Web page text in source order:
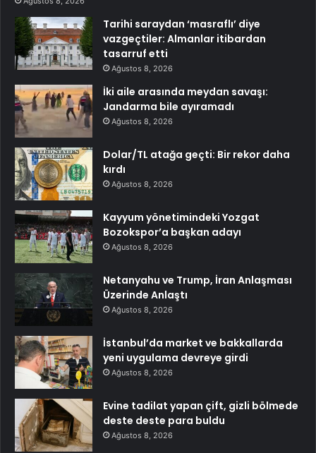
Tarihi saraydan ‘masraflı’ diye
vazgeçtiler: Almanlar itibardan
tasarruf etti
Ağustos 8, 2026
İki aile arasında meydan savaşı:
Jandarma bile ayıramadı
Ağustos 8, 2026
Dolar/TL atağa geçti: Bir rekor daha
kırdı
Ağustos 8, 2026
Kayyum yönetimindeki Yozgat
Bozokspor’a başkan adayı
Ağustos 8, 2026
Netanyahu ve Trump, İran Anlaşması
Üzerinde Anlaştı
Ağustos 8, 2026
İstanbul’da market ve bakkallarda
yeni uygulama devreye girdi
Ağustos 8, 2026
Evine tadilat yapan çift, gizli bölmede
deste deste para buldu
Ağustos 8, 2026